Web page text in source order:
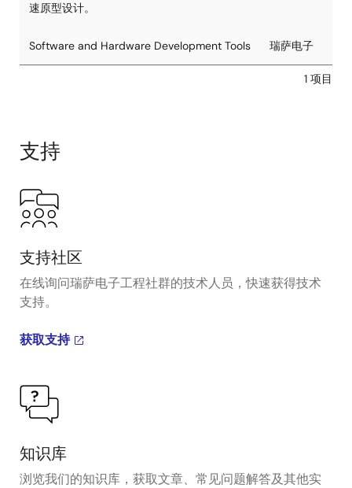
速原型设计。
Software and Hardware Development Tools 瑞萨电子
1 项目
支持
支持社区
在线询问瑞萨电子工程社群的技术人员，快速获得技术
支持。
获取支持
知识库
浏览我们的知识库，获取文章、常见问题解答及其他实